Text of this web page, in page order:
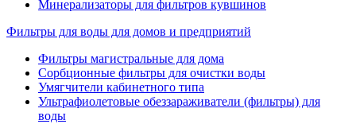
Минерализаторы для фильтров кувшинов
Фильтры для воды для домов и предприятий
Фильтры магистральные для дома
Сорбционные фильтры для очистки воды
Умягчители кабинетного типа
Ультрафиолетовые обеззараживатели (фильтры) для
воды